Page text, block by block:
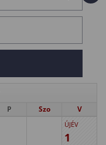
P Szo V
ÚJÉV
1